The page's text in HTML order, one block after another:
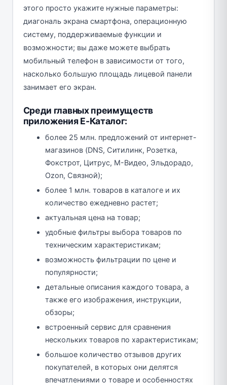
этого просто укажите нужные параметры:
диагональ экрана смартфона, операционную
систему, поддерживаемые функции и
возможности; вы даже можете выбрать
мобильный телефон в зависимости от того,
насколько большую площадь лицевой панели
занимает его экран.
Среди главных преимуществ
приложения Е-Каталог:
более 25 млн. предложений от интернет-
магазинов (DNS, Ситилинк, Розетка,
Фокстрот, Цитрус, М-Видео, Эльдорадо,
Ozon, Связной);
более 1 млн. товаров в каталоге и их
количество ежедневно растет;
актуальная цена на товар;
удобные фильтры выбора товаров по
техническим характеристикам;
возможность фильтрации по цене и
популярности;
детальные описания каждого товара, а
также его изображения, инструкции,
обзоры;
встроенный сервис для сравнения
нескольких товаров по характеристикам;
большое количество отзывов других
покупателей, в которых они делятся
впечатлениями о товаре и особенностях